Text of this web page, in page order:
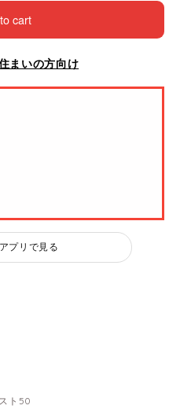
cart
まいの方向け
プリで見る
ト50